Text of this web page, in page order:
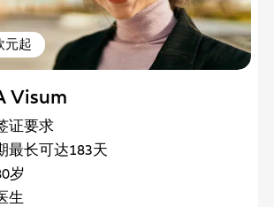
元起
Visum
证要求
最长可达183天
岁
生